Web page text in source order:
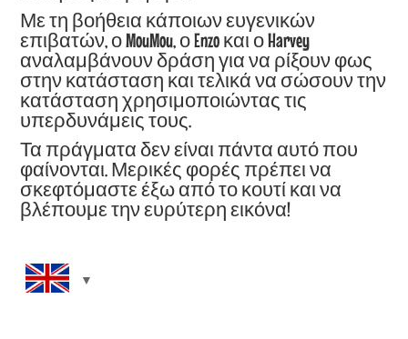
Με τη βοήθεια κάποιων ευγενικών
επιβατών, ο MouMou, ο Enzo και ο Harvey
αναλαμβάνουν δράση για να ρίξουν φως
στην κατάσταση και τελικά να σώσουν την
κατάσταση χρησιμοποιώντας τις
υπερδυνάμεις τους.
Τα πράγματα δεν είναι πάντα αυτό που
φαίνονται. Μερικές φορές πρέπει να
σκεφτόμαστε έξω από το κουτί και να
βλέπουμε την ευρύτερη εικόνα!